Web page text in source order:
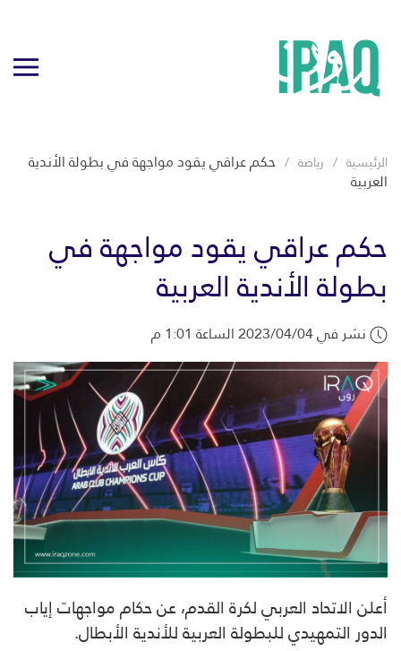
الرئيسية رياضة حكم عراقي يقود مواجهة في بطولة الأندية
العربية
حكم عراقي يقود مواجهة في
بطولة الأندية العربية
نشر في 2023/04/04 الساعة 1:01 م
أعلن الاتحاد العربي لكرة القدم، عن حكام مواجهات إياب
الدور التمهيدي للبطولة العربية للأندية الأبطال.